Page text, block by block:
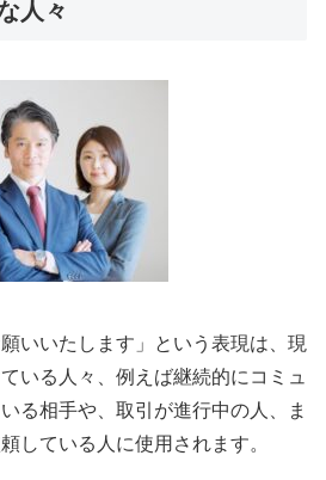
人々
いいたします」という表現は、現
いる人々、例えば継続的にコミュ
る相手や、取引が進行中の人、ま
している人に使用されます。